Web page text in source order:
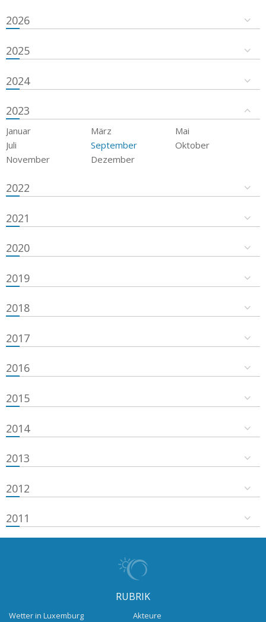
2026
2025
2024
2023
Januar März
Mai
Juli
September
Oktober
November
Dezember
2022
2021
2020
2019
2018
2017
2016
2015
2014
2013
2012
2011
RUBRIK
Wetter in Luxemburg
Akteure